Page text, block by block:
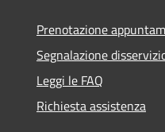
Prenotazione
Segnalazione
Leggi le FAQ
Richiesta assistenza